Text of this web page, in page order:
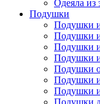
Одеяла из
Подушки
Подушки
Подушки
Подушки
Подушки
Подушки
Подушки
Подушки
Подушки